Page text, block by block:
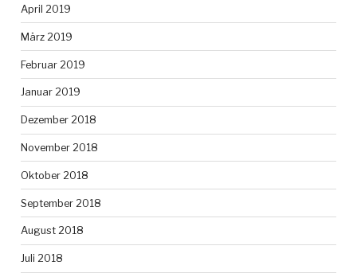
April 2019
März 2019
Februar 2019
Januar 2019
Dezember 2018
November 2018
Oktober 2018
September 2018
August 2018
Juli 2018